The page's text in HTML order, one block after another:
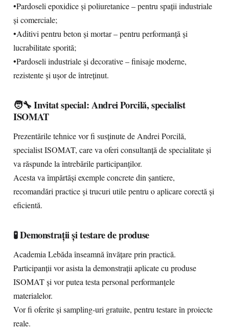
•Pardoseli epoxidice și poliuretanice – pentru spații industriale
și comerciale;
•Aditivi pentru beton și mortar – pentru performanță și
lucrabilitate sporită;
•Pardoseli industriale și decorative – finisaje moderne,
rezistente și ușor de întreținut.
🧑‍🔧 Invitat special: Andrei Porcilă, specialist
ISOMAT
Prezentările tehnice vor fi susținute de Andrei Porcilă,
specialist ISOMAT, care va oferi consultanță de specialitate și
va răspunde la întrebările participanților.
Acesta va împărtăși exemple concrete din șantiere,
recomandări practice și trucuri utile pentru o aplicare corectă și
eficientă.
🧪 Demonstrații și testare de produse
Academia Lebăda înseamnă învățare prin practică.
Participanții vor asista la demonstrații aplicate cu produse
ISOMAT și vor putea testa personal performanțele
materialelor.
Vor fi oferite și sampling-uri gratuite, pentru testare în proiecte
reale.